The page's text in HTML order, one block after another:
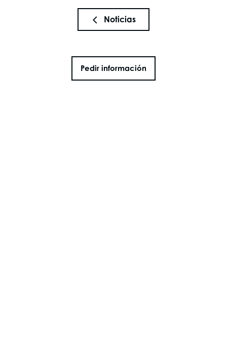
Noticias
Pedir información